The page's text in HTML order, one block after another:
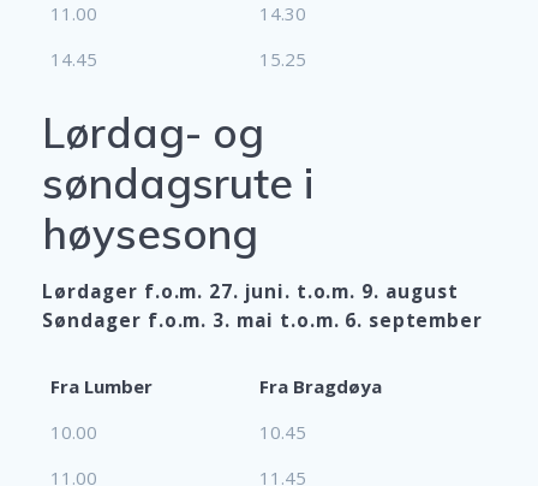
11.00
14.30
14.45
15.25
Lørdag- og
søndagsrute i
høysesong
Lørdager f.o.m. 27. juni. t.o.m. 9. august
Søndager f.o.m. 3. mai t.o.m. 6. september
Fra Lumber
Fra Bragdøya
10.00
10.45
11.00
11.45